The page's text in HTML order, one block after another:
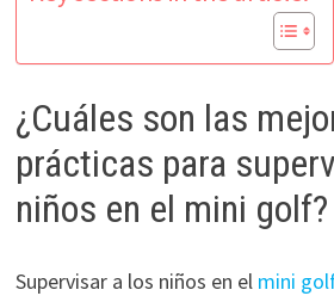
¿Cuáles son las
prácticas para
niños en el mini golf?
Supervisar a los niños en el mini